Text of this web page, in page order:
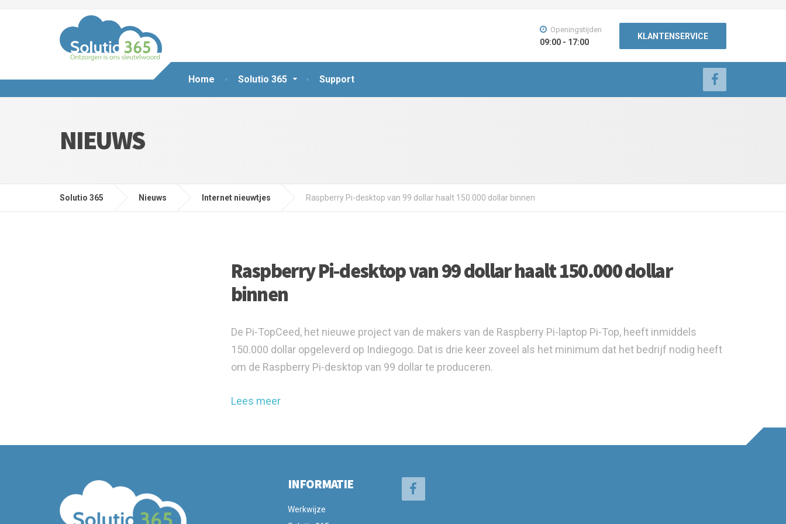
Home Solutio 365 Support
Openingstijden
09:00 - 17:00
KLANTENSERVICE
NIEUWS
Solutio 365 Nieuws Internet nieuwtjes Raspberry Pi-desktop van 99 dollar haalt 150.000 dollar binnen
Raspberry Pi-desktop van 99 dollar haalt 150.000 dollar
binnen
De Pi-TopCeed, het nieuwe project van de makers van de Raspberry Pi-laptop Pi-Top, heeft inmiddels
150.000 dollar opgeleverd op Indiegogo. Dat is drie keer zoveel als het minimum dat het bedrijf nodig heeft
om de Raspberry Pi-desktop van 99 dollar te produceren.
Lees meer
INFORMATIE
Werkwijze